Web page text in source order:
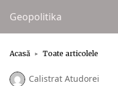
Geopolitika
Acasă Toate articolele
Calistrat Atudorei